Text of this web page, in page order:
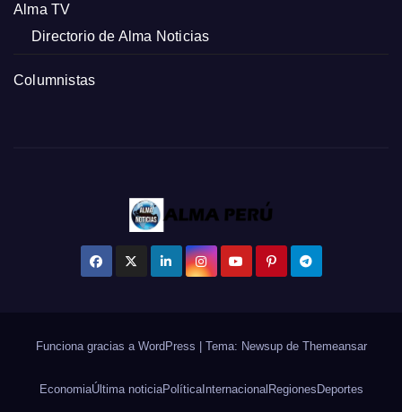
Alma TV
Directorio de Alma Noticias
Columnistas
Funciona gracias a WordPress | Tema: Newsup de Themeansar
EconomiaÚltima noticiaPolíticaInternacional Regiones Deportes